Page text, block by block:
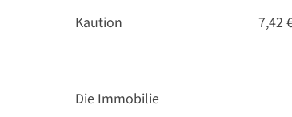
Kaution 7,42
Die Immobilie